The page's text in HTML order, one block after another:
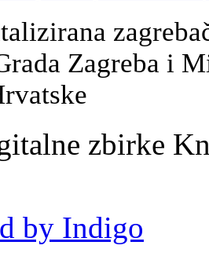
Zagreba i
zbirke
by Indigo